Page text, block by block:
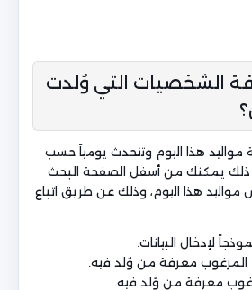
الشخصيات التي وُلدت
هذا اليوم وتتحدث يومياً حسب
ذلك يمكنك من أسفل الصفحة البحث
هذا اليوم، وذلك عن طريق اتباع
لإدخال البيانات.
المرغوب معرفة من وُلد فيه.
معرفة من وُلد فيه.